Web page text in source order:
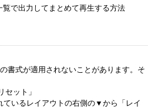
覧で出力してまとめて再生する方法
書式が適用されないことがあります。そ
セット」
ているレイアウトの右側の▼から「レイ